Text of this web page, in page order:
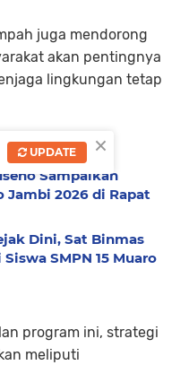
juga mendorong
akan pentingnya
lingkungan tetap
Sampaikan
Jambi 2026 di Rapat
Dini, Sat Binmas
SMPN 15 Muaro
program ini, strategi
meliputi
×
UPDATE